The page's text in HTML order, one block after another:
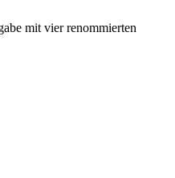
mit vier renommierten